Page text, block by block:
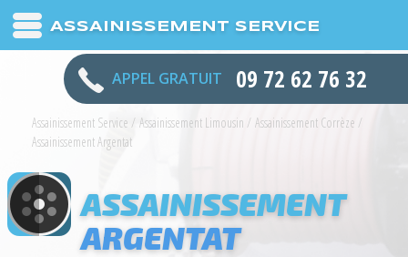
ASSAINISSEMENT SERVICE
APPEL GRATUIT 09 72 62 76 32
Assainissement Service / Assainissement Limousin / Assainissement Corrèze /
Assainissement Argentat
ASSAINISSEMENT
ARGENTAT